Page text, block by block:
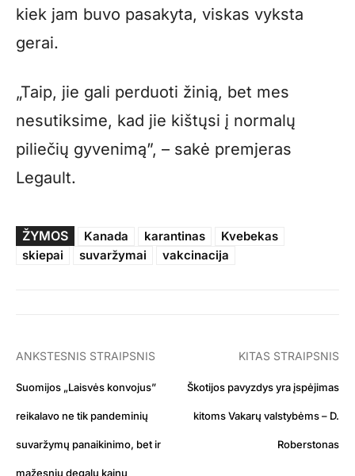
kiek jam buvo pasakyta, viskas vyksta
gerai.
„Taip, jie gali perduoti žinią, bet mes
nesutiksime, kad jie kištųsi į normalų
piliečių gyvenimą”, – sakė premjeras
Legault.
ŽYMOS Kanada karantinas
Kvebekas
skiepai
suvaržymai vakcinacija
ANKSTESNIS STRAIPSNIS
Suomijos „Laisvės konvojus”
reikalavo ne tik pandeminių
suvaržymų panaikinimo, bet ir
mažesnių degalų kainų
KITAS STRAIPSNIS
Škotijos pavyzdys yra įspėjimas
kitoms Vakarų valstybėms – D.
Roberstonas